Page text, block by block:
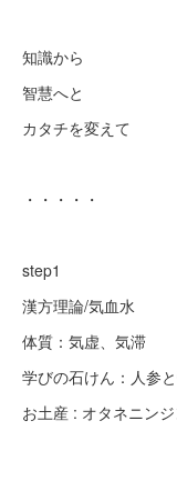
知識から
智慧へと
カタチを変えて
・・・・・
step1
漢方理論/気血水
体質：気虚、気滞
学びの石けん：人参
お土産 : オタネニン